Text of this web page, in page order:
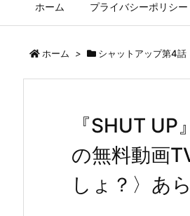
ホーム プライバシーポリシー
ホーム > シャットアップ第4話
『SHUT
の無料動画
しょ？〉あ